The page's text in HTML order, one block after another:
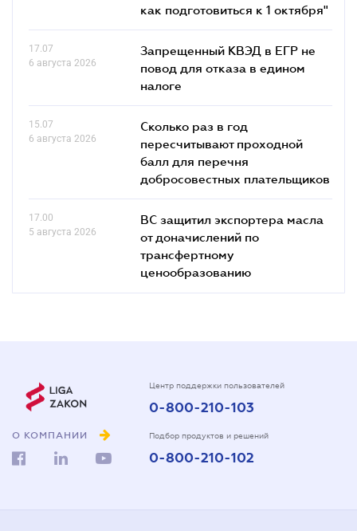
как подготовиться к 1 октября"
17.07
6 августа 2026
Запрещенный КВЭД в ЕГР не
повод для отказа в едином
налоге
15.07
6 августа 2026
Сколько раз в год
пересчитывают проходной
балл для перечня
добросовестных плательщиков
17.00
5 августа 2026
ВС защитил экспортера масла
от доначислений по
трансфертному
ценообразованию
О КОМПАНИИ
Центр поддержки пользователей
0-800-210-103
Подбор продуктов и решений
0-800-210-102